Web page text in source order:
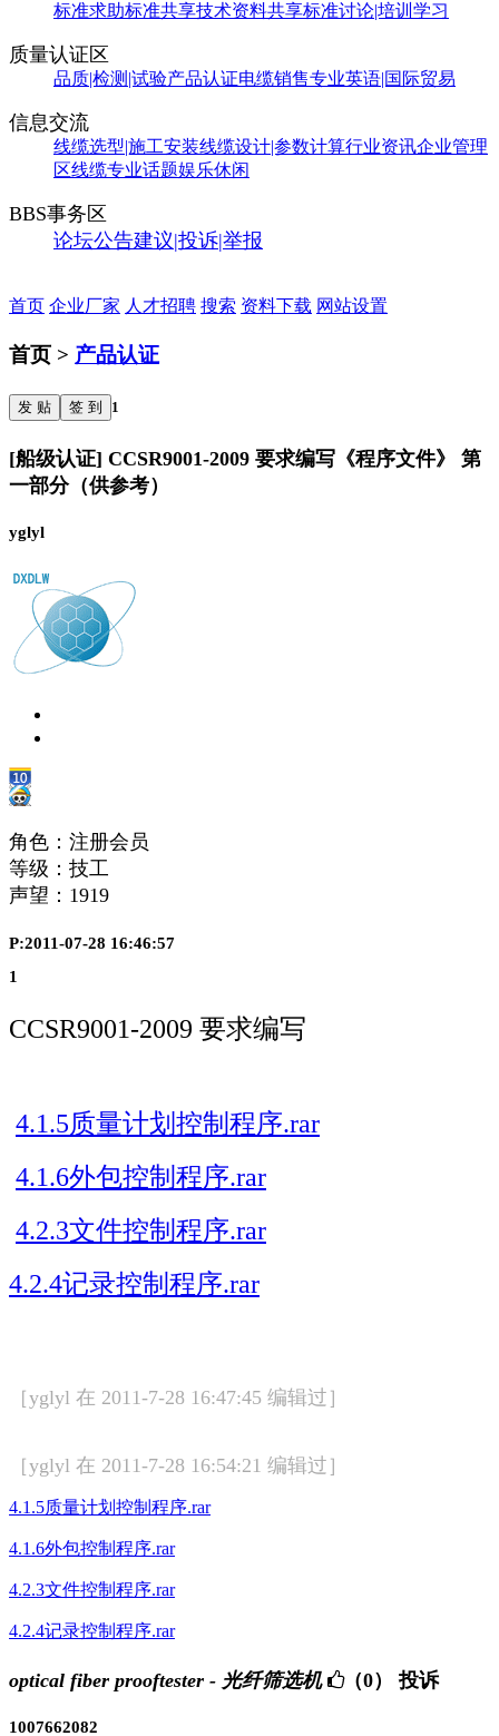
标准求助标准共享技术资料共享标准讨论|培训学习
质量认证区
品质|检测|试验产品认证电缆销售专业英语|国际贸易
信息交流
线缆选型|施工安装线缆设计|参数计算行业资讯企业管理
区线缆专业话题娱乐休闲
BBS事务区
论坛公告建议|投诉|举报
首页 企业厂家 人才招聘 搜索 资料下载 网站设置
首页 > 产品认证
发 贴 签 到 1
[船级认证] CCSR9001-2009 要求编写《程序文件》 第
一部分（供参考）
yglyl
角色：注册会员
等级：技工
声望： 1919
P:2011-07-28 16:46:57
1
CCSR9001-2009 要求编写
4.1.5质量计划控制程序.rar
4.1.6外包控制程序.rar
4.2.3文件控制程序.rar
4.2.4记录控制程序.rar
［yglyl 在 2011-7-28 16:47:45 编辑过］
［yglyl 在 2011-7-28 16:54:21 编辑过］
4.1.5质量计划控制程序.rar
4.1.6外包控制程序.rar
4.2.3文件控制程序.rar
4.2.4记录控制程序.rar
optical fiber prooftester - 光纤筛选机 （0） 投诉
1007662082